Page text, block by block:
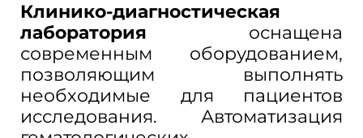
Клинико-диагностическая
лаборатория оснащена
современным оборудованием,
позволяющим выполнять
необходимые для пациентов
исследования. Автоматизация